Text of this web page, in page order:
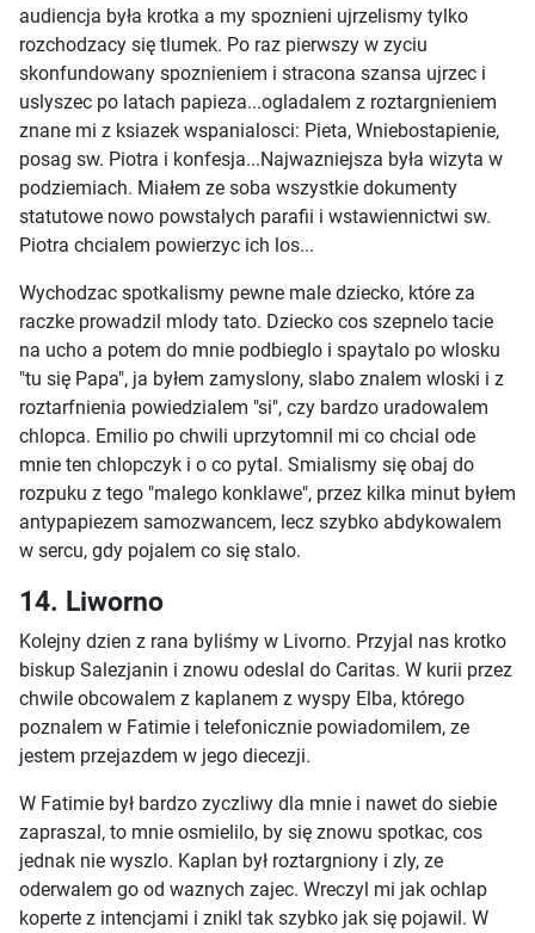
audiencja była krotka a my spoznieni ujrzelismy tylko
rozchodzacy się tlumek. Po raz pierwszy w zyciu
skonfundowany spoznieniem i stracona szansa ujrzec i
uslyszec po latach papieza...ogladalem z roztargnieniem
znane mi z ksiazek wspanialosci: Pieta, Wniebostapienie,
posag sw. Piotra i konfesja...Najwazniejsza była wizyta w
podziemiach. Miałem ze soba wszystkie dokumenty
statutowe nowo powstalych parafii i wstawiennictwi sw.
Piotra chcialem powierzyc ich los...
Wychodzac spotkalismy pewne male dziecko, które za
raczke prowadzil mlody tato. Dziecko cos szepnelo tacie
na ucho a potem do mnie podbieglo i spaytalo po wlosku
"tu się Papa", ja byłem zamyslony, slabo znalem wloski i z
roztarfnienia powiedzialem "si", czy bardzo uradowalem
chlopca. Emilio po chwili uprzytomnil mi co chcial ode
mnie ten chlopczyk i o co pytal. Smialismy się obaj do
rozpuku z tego "malego konklawe", przez kilka minut byłem
antypapiezem samozwancem, lecz szybko abdykowalem
w sercu, gdy pojalem co się stalo.
14. Liworno
Kolejny dzien z rana byliśmy w Livorno. Przyjal nas krotko
biskup Salezjanin i znowu odeslal do Caritas. W kurii przez
chwile obcowalem z kaplanem z wyspy Elba, którego
poznalem w Fatimie i telefonicznie powiadomilem, ze
jestem przejazdem w jego diecezji.
W Fatimie był bardzo zyczliwy dla mnie i nawet do siebie
zapraszal, to mnie osmielilo, by się znowu spotkac, cos
jednak nie wyszlo. Kaplan był roztargniony i zly, ze
oderwalem go od waznych zajec. Wreczyl mi jak ochlap
koperte z intencjami i znikl tak szybko jak się pojawil. W